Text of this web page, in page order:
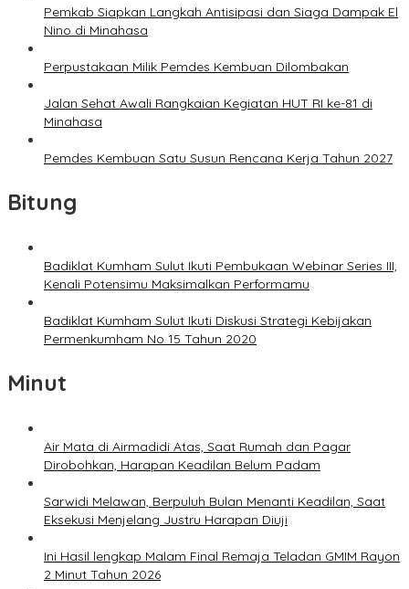
Pemkab Siapkan Langkah Antisipasi dan Siaga Dampak El
Nino di Minahasa
Perpustakaan Milik Pemdes Kembuan Dilombakan
Jalan Sehat Awali Rangkaian Kegiatan HUT RI ke-81 di
Minahasa
Pemdes Kembuan Satu Susun Rencana Kerja Tahun 2027
Bitung
Badiklat Kumham Sulut Ikuti Pembukaan Webinar Series III,
Kenali Potensimu Maksimalkan Performamu
Badiklat Kumham Sulut Ikuti Diskusi Strategi Kebijakan
Permenkumham No 15 Tahun 2020
Minut
Air Mata di Airmadidi Atas, Saat Rumah dan Pagar
Dirobohkan, Harapan Keadilan Belum Padam
Sarwidi Melawan, Berpuluh Bulan Menanti Keadilan, Saat
Eksekusi Menjelang Justru Harapan Diuji
Ini Hasil lengkap Malam Final Remaja Teladan GMIM Rayon
2 Minut Tahun 2026